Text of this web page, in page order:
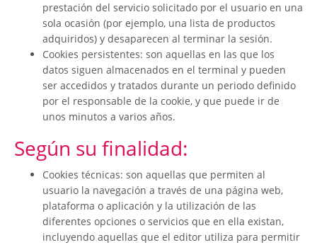
prestación del servicio solicitado por el usuario en una
sola ocasión (por ejemplo, una lista de productos
adquiridos) y desaparecen al terminar la sesión.
Cookies persistentes: son aquellas en las que los
datos siguen almacenados en el terminal y pueden
ser accedidos y tratados durante un periodo definido
por el responsable de la cookie, y que puede ir de
unos minutos a varios años.
Según su finalidad:
Cookies técnicas: son aquellas que permiten al
usuario la navegación a través de una página web,
plataforma o aplicación y la utilización de las
diferentes opciones o servicios que en ella existan,
incluyendo aquellas que el editor utiliza para permitir